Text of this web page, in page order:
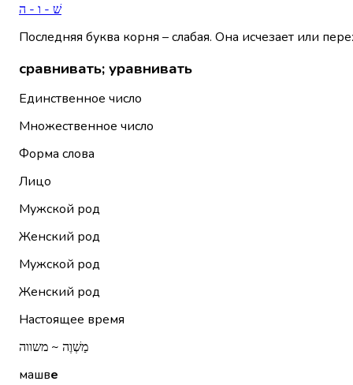
שׁ - ו - ה
Последняя буква корня – слабая. Она исчезает или
сравнивать; уравнивать
Единственное число
Множественное число
Форма слова
Лицо
Мужской род
Женский род
Мужской род
Женский род
Настоящее время
מַשְׁוֶה ~ משווה
машве